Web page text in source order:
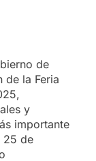
de
de la Feria
y
importante
25 de